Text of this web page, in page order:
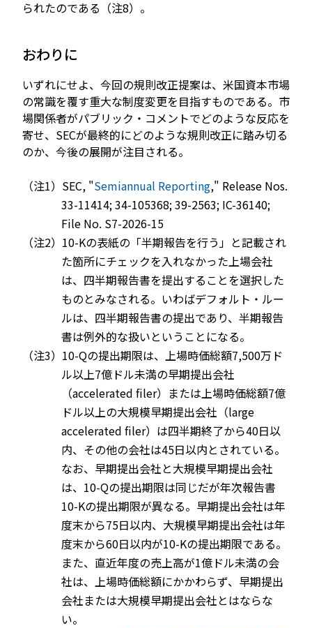
られたのである（注8）。
おわりに
いずれにせよ、今回の規則改正提案は、米国資本市場
の常識を覆す重大な制度変更を目指すものである。市
場関係者がパブリック・コメントでどのような反応を
寄せ、SECが最終的にどのような規則改正に踏み切る
のか、今後の展開が注目される。
（注1）SEC, "Semiannual Reporting," Release Nos.
33-11414; 34-105368; 39-2563; IC-36140;
File No. S7-2026-15
（注2）10-Kの表紙の「半期報告を行う」と記載され
た箇所にチェックを入れなかった上場会社
は、四半期報告書を提出することを選択した
ものとみなされる。いわばデフォルト・ルー
ルは、四半期報告書の提出であり、半期報告
書は例外的な扱いということになる。
（注3）10-Qの提出期限は、上場時価総額7,500万ド
ル以上7億ドル未満の早期提出会社
（accelerated filer）または上場時価総額7億
ドル以上の大規模早期提出会社（large
accelerated filer）は四半期終了から40日以
内、その他の会社は45日以内とされている。
なお、早期提出会社と大規模早期提出会社
は、10-Qの提出期限は同じだが年次報告書
10-Kの提出期限が異なる。早期提出会社は年
度末から75日以内、大規模早期提出会社は年
度末から60日以内が10-Kの提出期限である。
また、直近年度の売上高が1億ドル未満の会
社は、上場時価総額にかかわらず、早期提出
会社または大規模早期提出会社とはならな
い。